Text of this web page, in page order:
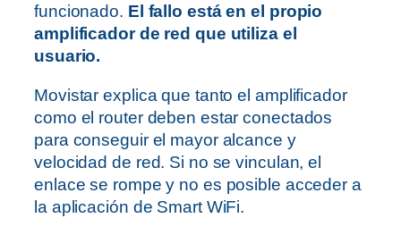
funcionado. El fallo está en el propio
amplificador de red que utiliza el
usuario.
Movistar explica que tanto el amplificador
como el router deben estar conectados
para conseguir el mayor alcance y
velocidad de red. Si no se vinculan, el
enlace se rompe y no es posible acceder a
la aplicación de Smart WiFi.